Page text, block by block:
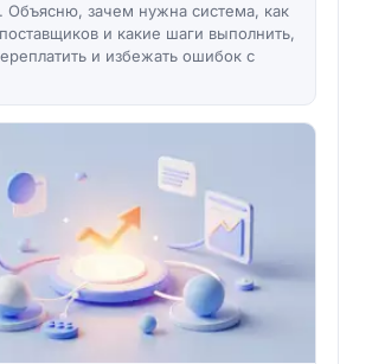
Объясню, зачем нужна система, как
и какие шаги выполнить,
и избежать ошибок с